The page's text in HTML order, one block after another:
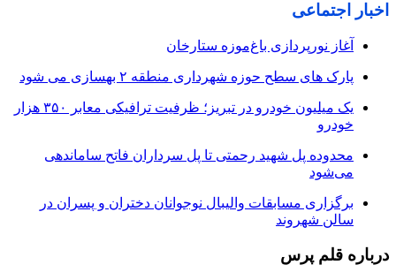
اخبار اجتماعی
آغاز نورپردازی باغ‌موزه ستارخان
پارک های سطح حوزه شهرداری منطقه ۲ بهسازی می شود
یک میلیون خودرو در تبریز؛ ظرفیت ترافیکی معابر ۳۵۰ هزار
خودرو
محدوده پل شهید رحمتی تا پل سرداران فاتح ساماندهی
می‌شود
برگزاری مسابقات والیبال نوجوانان دختران و پسران در
سالن شهروند
درباره قلم پرس